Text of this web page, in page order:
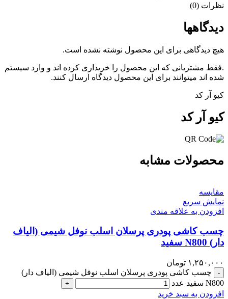
نظرات (0)
دیدگاهها
هیچ دیدگاهی برای این محصول نوشته نشده است.
.فقط مشتریانی که این محصول را خریداری کرده اند و وارد سیستم
شده اند میتوانند برای این محصول دیدگاه ارسال کنند.
کیو آر کد
کیو آر کد
محصولات مشابه
مقايسه
نمایش سریع
افزودن به علاقه مندی
چسب کاشی پودری پرسلان اسلب نوفل شیمی (الیاف
دار) N800 سفید
۱,۲۵۰,۰۰۰ تومان
-
چسب کاشی پودری پرسلان اسلب نوفل شیمی (الیاف دار)
N800 سفید عدد
+
افزودن به سبد خرید